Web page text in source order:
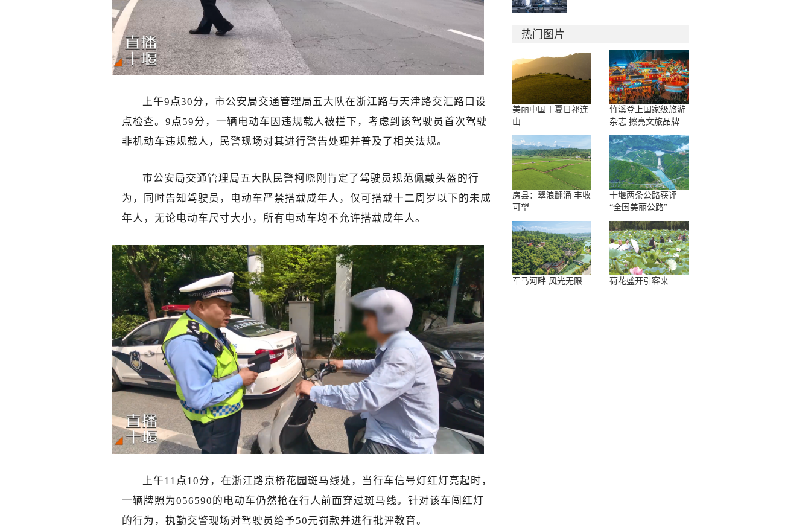
上午9点30分，市公安局交通管理局五大队在浙江路与天津路交汇路口设
点检查。9点59分，一辆电动车因违规载人被拦下，考虑到该驾驶员首次驾驶
非机动车违规载人，民警现场对其进行警告处理并普及了相关法规。
市公安局交通管理局五大队民警柯晓刚肯定了驾驶员规范佩戴头盔的行
为，同时告知驾驶员，电动车严禁搭载成年人，仅可搭载十二周岁以下的未成
年人， 无论电动车尺寸大小，所有电动车均不允许搭载成年人。
上午11点10分，在浙江路京桥花园斑马线处，当行车信号灯红灯亮起时，
一辆牌照为056590的电动车仍然抢在行人前面穿过斑马线。针对该车闯红灯
的行为，执勤交警现场对驾驶员给予50元罚款并进行批评教育。
热门图片
美丽中国丨夏日祁连
山
竹溪登上国家级旅游
杂志 擦亮文旅品牌
房县：翠浪翻涌 丰收
可望
十堰两条公路获评
“全国美丽公路”
军马河畔 风光无限 荷花盛开引客来